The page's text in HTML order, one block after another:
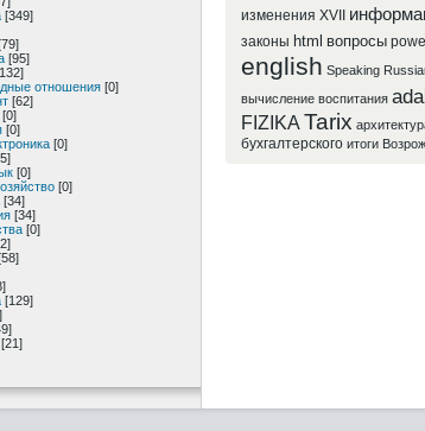
[349]
[95]
отношения [0]
[62]
[0]
[0]
[0]
[0]
[0]
[34]
[34]
[0]
[129]
[21]
изменения XVII
законы html вопросы
english Speaking
вычисление воспитания
FIZIKA Tarix
бухгалтерского итоги